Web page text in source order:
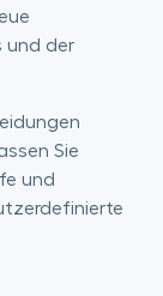
und der
Sie
und